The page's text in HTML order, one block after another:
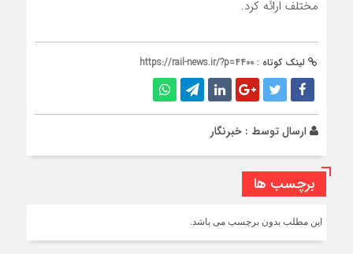
مختلف ارائه کرد.
لینک کوتاه : https://rail-news.ir/?p=4400
ارسال توسط : خبرنگار
برچسب ها
این مطلب بدون برچسب می باشد.